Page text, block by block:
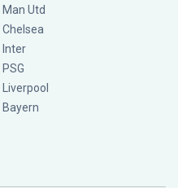
Man Utd
Chelsea
Inter
PSG
Liverpool
Bayern